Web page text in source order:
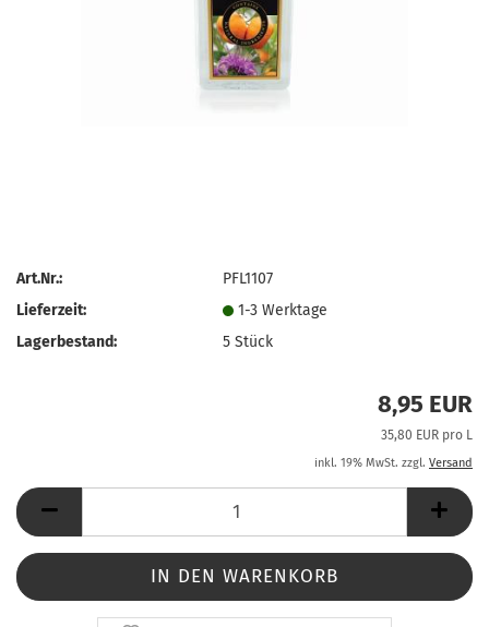
Art.Nr.:
PFL1107
Lieferzeit:
1-3 Werktage
Lagerbestand:
5Stück
8,95 EUR
35,80 EUR pro L
inkl. 19% MwSt. zzgl. Versand